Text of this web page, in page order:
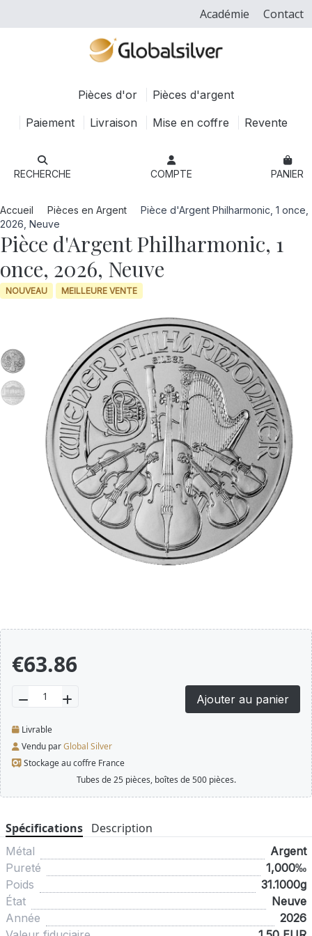
Académie Contact
Pièces d'or
Pièces d'argent
Paiement
Livraison Mise en coffre Revente
RECHERCHE COMPTE PANIER
Accueil Pièces en Argent
Pièce d'Argent Philharmonic, 1 once,
2026, Neuve
Pièce d'Argent Philharmonic, 1
once, 2026, Neuve
NOUVEAU MEILLEURE VENTE
€63.86
Ajouter au panier
Livrable
Vendu parGlobal Silver
Stockage au coffre France
Tubes de 25 pièces, boîtes de 500 pièces.
Spécifications Description
Métal
Argent
Pureté
1,000‰
Poids
31.1000g
État
Neuve
Année
2026